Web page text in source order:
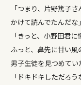
「つまり、片野篤子
かけて読んでたんだな」
「きっと、小野田君に
ふっと、鼻先に甘い
男子生徒を見つめてい
「ドキドキしただろ